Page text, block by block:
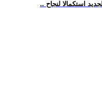
استكمالا لنجاح